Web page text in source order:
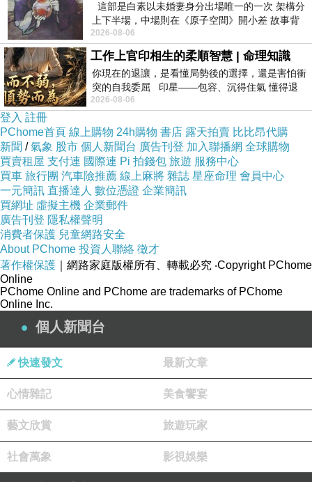
視為一個人，無怪乎大眾會一面倒地認為都是媒體的錯，
認為媒體要自律。因為，把責任推給一個人比較容易。
沒人敢承認，我們與惡之間，其實沒有任何距離。若認為
還有距離，多半有一絲絲的傲氣。不認為自己有惡，或認
為自己比起他人，離惡總是遠了一點點。
沒有人願意回溯，造成這效應的本源是什麼？最初拍動翅
膀的那隻蝴蝶在哪裡？先省略不談台灣的新聞自由、言論
自由的歷史演變，總之，怎麼就沒人思考一下，觀察蝴蝶
飛行的路徑？雖然回不去了，因為我們不可能抓住那隻蝴
蝶擺回原處，除非大家願意回到戒嚴、箝制言論、黨國監
控新聞的年代。
陳映真創辦《人間雜誌》，撕開資本主義均富社會的糖
衣，衝擊威權體制。如同應思璁，提醒社會大眾該吃藥
了，該醒一醒了。
二十世紀末，威權體制漸漸瓦解，黨政軍退出媒體，伸進
手的卻是大資本家，只顧銷量、營收、網路聲量、廣告
量。即使宋喬安踩緊底線，斥責干涉新聞操作的業務部
「不要教我怎麼播新聞」，最終，也因為大財團入主電視
台，黯然離職。
網路社群崛起，媒體更質變成個人都可以是傳播介質，直
播主、網紅、Youtuber，更向資本市場靠攏。憑藉高人氣
這部是白素以未婚妻身分出場唯一的一次 架構分
上下半場，中場則在《原子空間》開小差 故事背
景影射西藏境外流亡 地下組織
2026-08-06
工作上官印相生的柔順智慧 | 命理知識
你現在的退讓，是看懂局勢後的選擇，還是害怕衝
突的自我委屈 印星——包容、沉得住氣 懂得退
一步觀察，不會
2026-08-06
登入 註冊
PChome首頁 線上購物 24h購物 書店 露天拍賣 比比昂代購
新聞 /氣象 股市 個人新聞台 廣告刊登 加入聯播網 全球購物
買賣租屋 支付連 國際連 Pi 拍錢包 旅遊 服務中心
買車 旅行團 汽車險推薦 線上麻將 雜誌 星座命理 會員中心
一元簡訊 直播達人 數位憑證 企業簡訊
買網址 虛擬主機 企業郵件
廣告刊登 隱私權聲明
消費者保護 兒童網路安全
About PChome 投資人聯絡 徵才
著作權保護 ｜網路家庭版權所有、轉載必究 ‧Copyright PChome
Online
PChome Online and PChome are trademarks of PChome
Online Inc.
個人新聞台
快速發文 最新文章
心情雜記 美食饗宴
藝文欣賞 旅遊玩家
社會萬象 影視娛樂